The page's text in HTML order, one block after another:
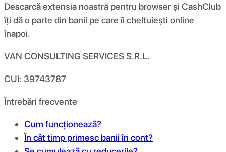
Descarcă extensia noastră pentru browser și CashClub
îți dă o parte din banii pe care îi cheltuiești online
înapoi.
VAN CONSULTING SERVICES S.R.L.
CUI: 39743787
Întrebări frecvente
Cum funcționează?
În cât timp primesc banii în cont?